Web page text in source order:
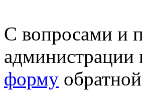
С вопросами и
администрации
форму